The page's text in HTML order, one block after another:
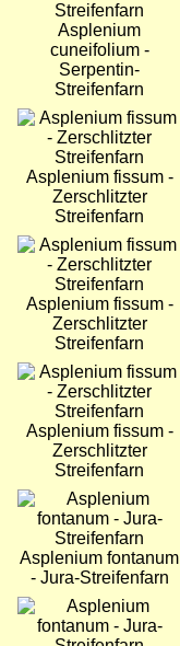
Asplenium
cuneifolium -
Serpentin-
Streifenfarn
Bild
Asplenium fissum -
Zerschlitzter
Streifenfarn
Bild
Asplenium fissum -
Zerschlitzter
Streifenfarn
Bild
Asplenium fissum -
Zerschlitzter
Streifenfarn
Bild
Asplenium fontanum
- Jura-Streifenfarn
Bild